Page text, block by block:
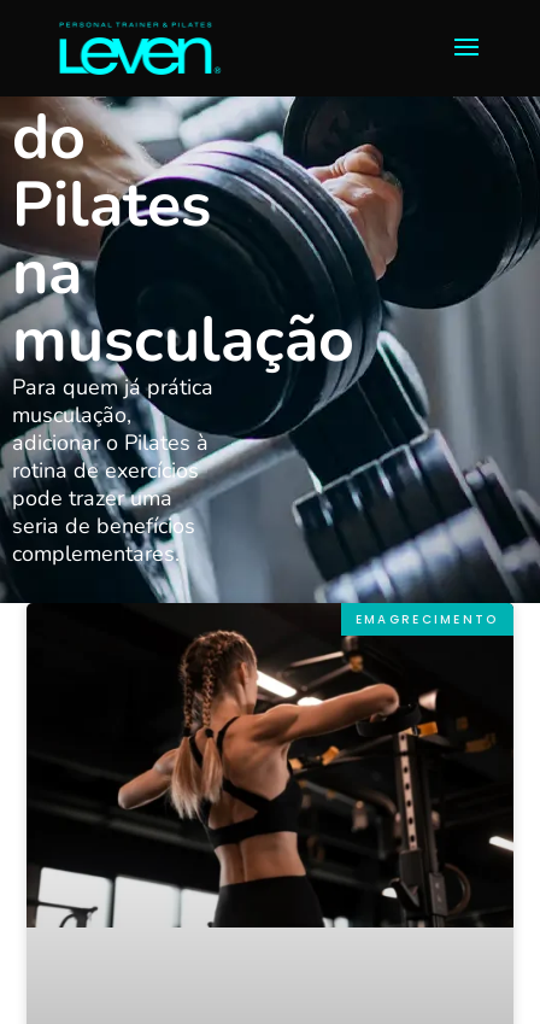
Benefícios
do
Pilates
na
musculação
Para quem já prática
musculação,
adicionar o Pilates à
rotina de exercícios
pode trazer uma
seria de benefícios
complementares.
EMAGRECIMENTO